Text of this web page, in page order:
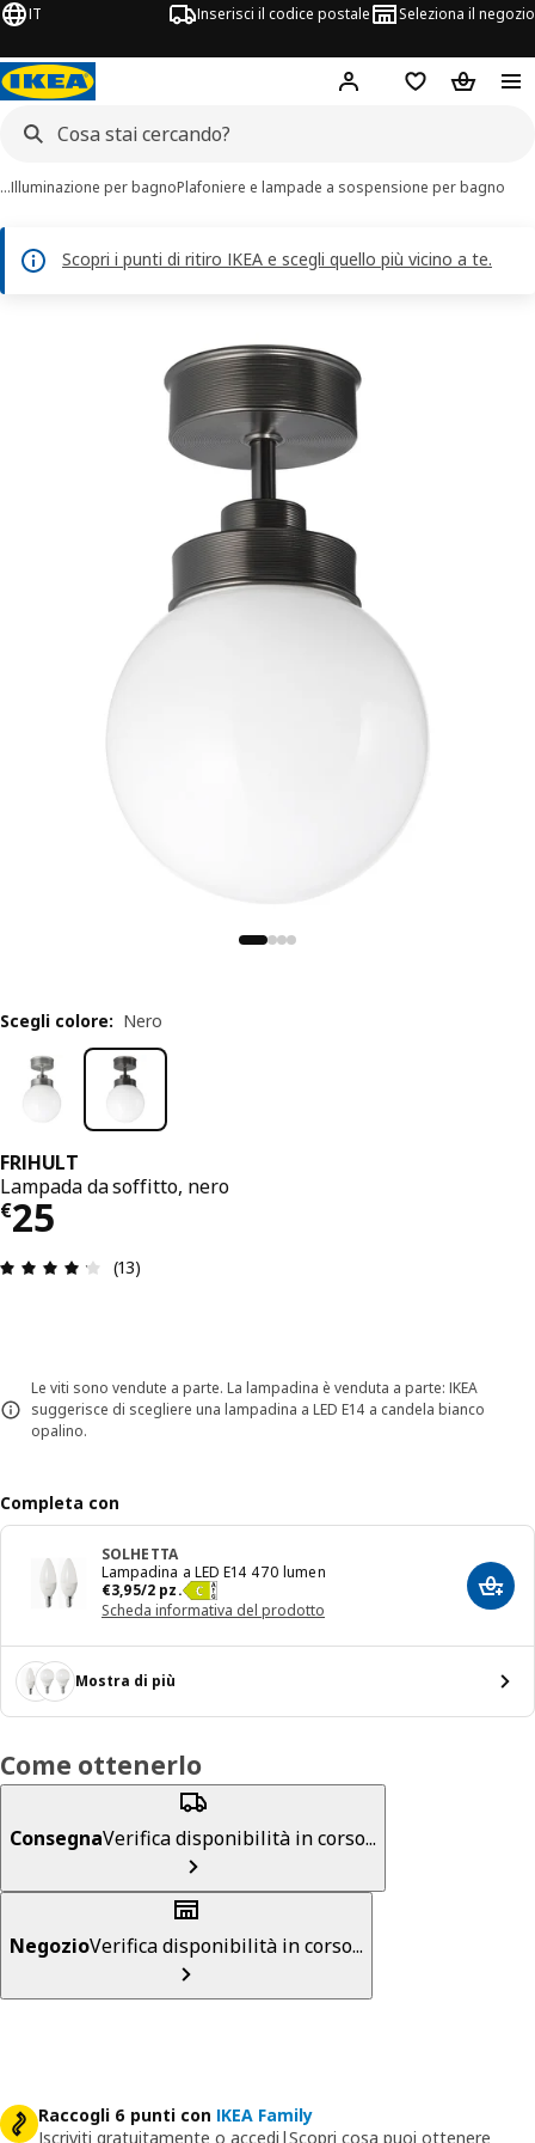
IT Inserisci il codice postale Seleziona il negozio
Hej! AccediLista deiCarrello
…Illuminazione per bagnoPlafoniere e lampade a sospensione per bagno
Scopri i punti di ritiro IKEA e scegli quello più vicino a te.
FRIHULT
Lampada da soffitto, nero
€25
Prezzo € 25
Recensione: 4.2 di 5 stelle. Recensioni totali: 13
(13)
Le viti sono vendute a parte. La lampadina è venduta a parte: IKEA
suggerisce di scegliere una lampadina a LED E14 a candela bianco
opalino.
Scegli colore: Nero
Completa con
SOLHETTA
Lampadina a LED E14 470 lumen
€3,95/2 pz.
Prezzo € 3,95/2 pz.
Scheda informativa del prodotto
Mostra di più
Come ottenerlo
ConsegnaVerifica disponibilità in corso...
NegozioVerifica disponibilità in corso...
Raccogli 6 punti con IKEA Family
Iscriviti gratuitamente o accedi |Scopri cosa puoi ottenere